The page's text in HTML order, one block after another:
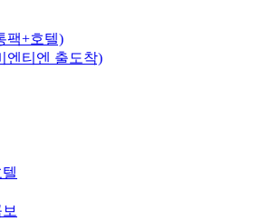
팩+호텔)
엔티엔 출도착)